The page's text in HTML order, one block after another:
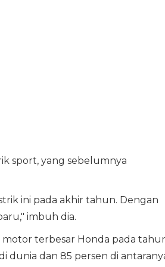
sport, yang sebelumnya
ini pada akhir tahun. Dengan
imbuh dia.
motor terbesar Honda pada
dunia dan 85 persen di